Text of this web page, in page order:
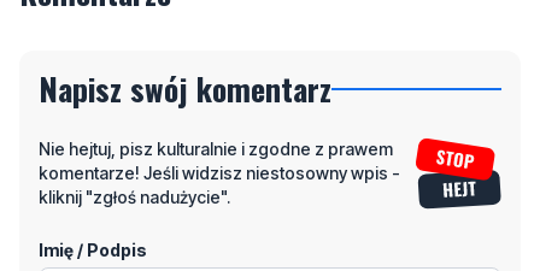
Napisz swój komentarz
Nie hejtuj, pisz kulturalnie i zgodne z prawem
komentarze! Jeśli widzisz niestosowny wpis -
kliknij "zgłoś nadużycie".
Imię / Podpis